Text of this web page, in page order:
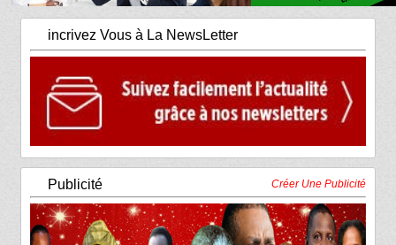
incrivez Vous à La NewsLetter
Publicité Créer Une Publicité